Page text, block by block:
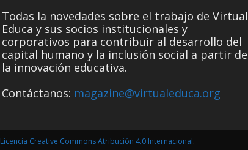
Todas la novedades sobre el trabajo de Virtual
Educa y sus socios institucionales y
corporativos para contribuir al desarrollo del
capital humano y la inclusión social a partir de
la innovación educativa.
Contáctanos: magazine@virtualeduca.org
Licencia Creative Commons Atribución 4.0 Internacional.